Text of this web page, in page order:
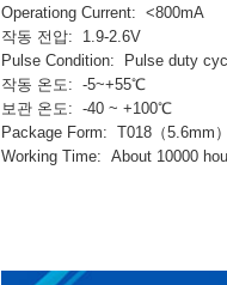
Operationg Current: <800mA
작동 전압: 1.9-2.6V
Pulse Condition: Pulse duty
작동 온도: -5~+55℃
보관 온도: -40 ~ +100℃
Package Form: T018（5.6mm）
Working Time: About 10000